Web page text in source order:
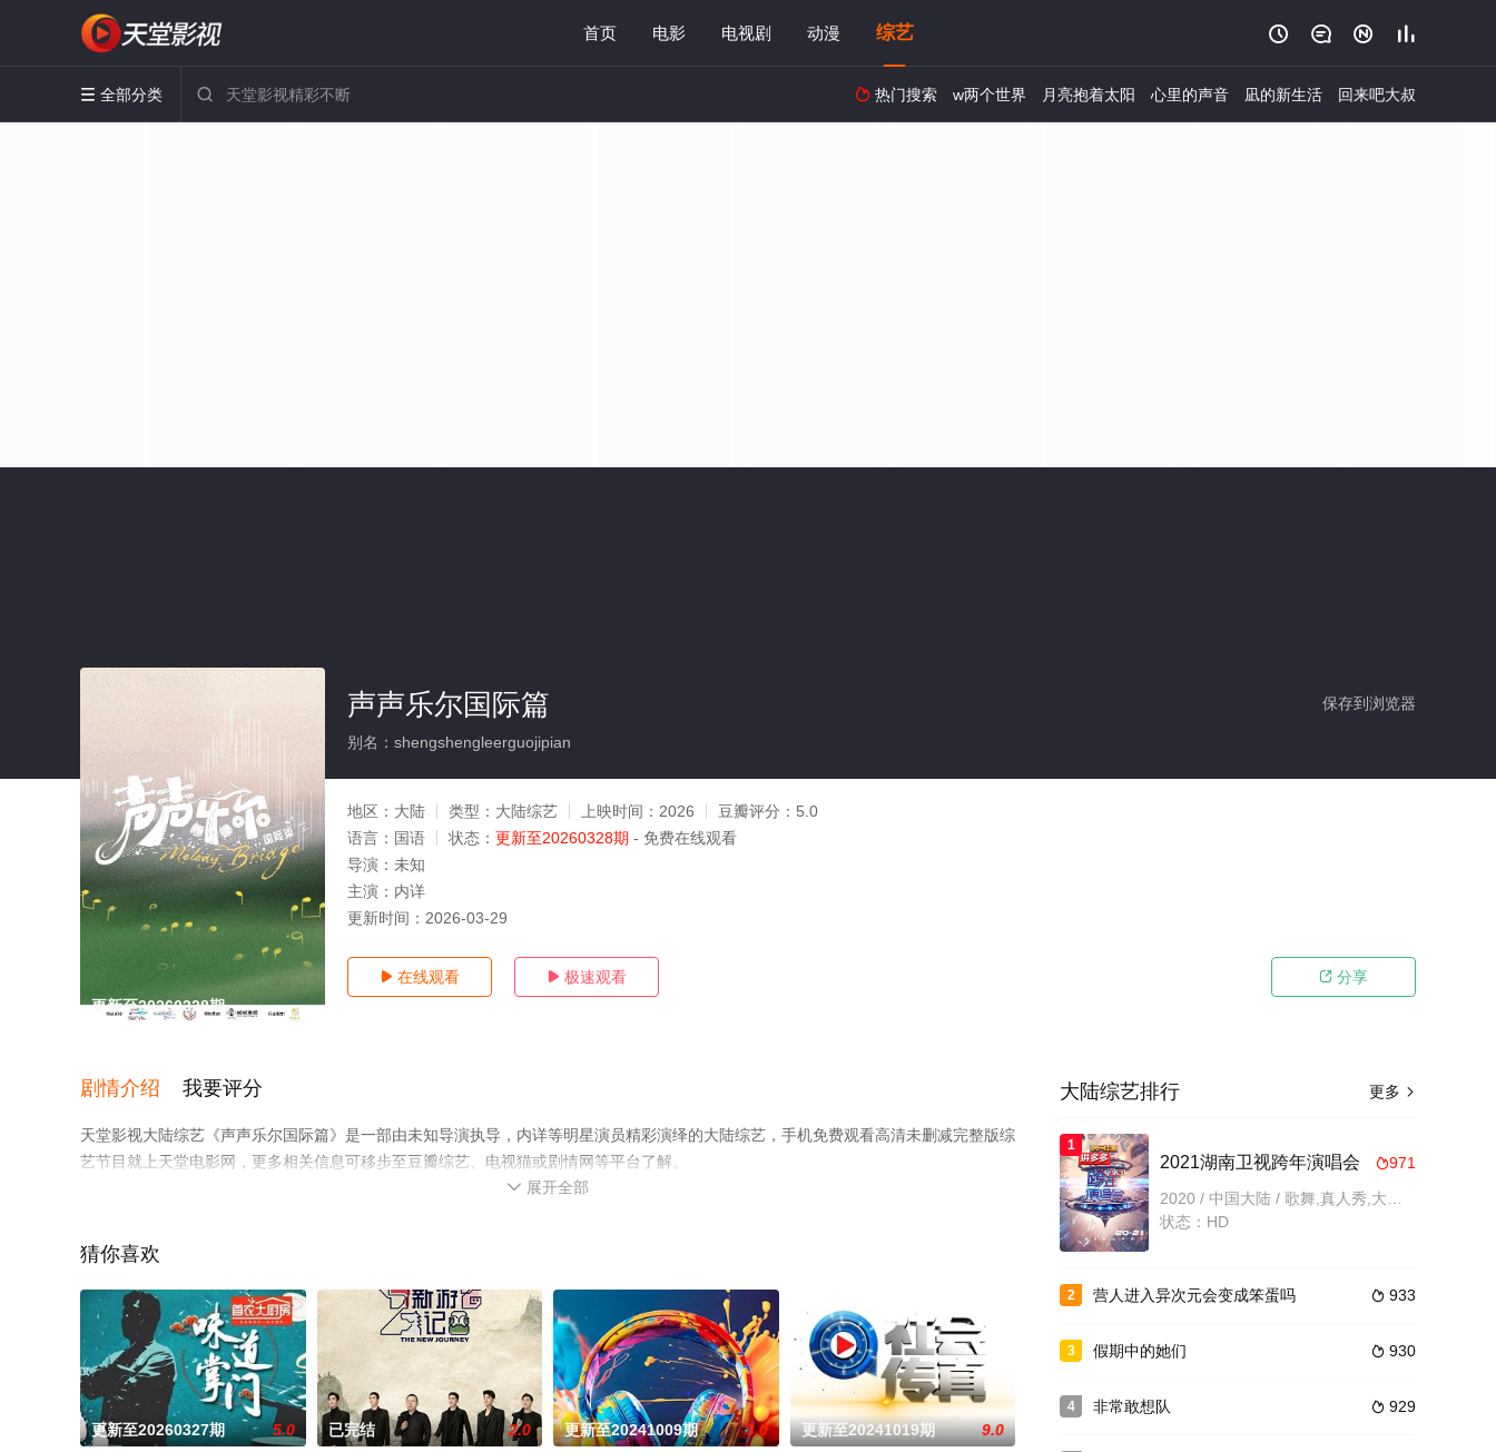
首页 电影 电视剧 动漫 综艺    
 全部分类   热门搜索 w两个世界 月亮抱着太阳 心里的声音 凪的新生活 回来吧大叔
更新至20260328期
保存到浏览器
声声乐尔国际篇
别名：shengshengleerguojipian
地区： 大陆 类型： 大陆综艺 上映时间： 2026 豆瓣评分： 5.0
语言： 国语 状态： 更新至20260328期 - 免费在线观看
导演： 未知
主演： 内详
更新时间： 2026-03-29
 在线观看  极速观看  分享
剧情介绍 我要评分
天堂影视大陆综艺《声声乐尔国际篇》是一部由未知导演执导，内详等明星演员精彩演绎的大陆综艺，手机免费观看高清未删减完整版综
艺节目就上天堂电影网，更多相关信息可移步至豆瓣综艺、电视猫或剧情网等平台了解。
 展开全部
猜你喜欢
更新至20260327期 5.0 已完结 2.0 更新至20241009期 3.0 更新至20241019期 9.0
更多 
大陆综艺排行
1
971
2021湖南卫视跨年演唱会
状态：HD
2  933
营人进入异次元会变成笨蛋吗
3  930
假期中的她们
4  929
非常敢想队